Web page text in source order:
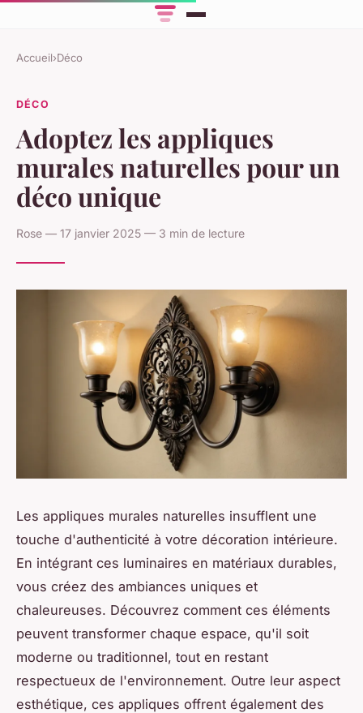
Accueil›Déco
DÉCO
Adoptez les appliques
murales naturelles pour un
déco unique
Rose — 17 janvier 2025 — 3 min de lecture
Les appliques murales naturelles insufflent une
touche d'authenticité à votre décoration intérieure.
En intégrant ces luminaires en matériaux durables,
vous créez des ambiances uniques et
chaleureuses. Découvrez comment ces éléments
peuvent transformer chaque espace, qu'il soit
moderne ou traditionnel, tout en restant
respectueux de l'environnement. Outre leur aspect
esthétique, ces appliques offrent également des